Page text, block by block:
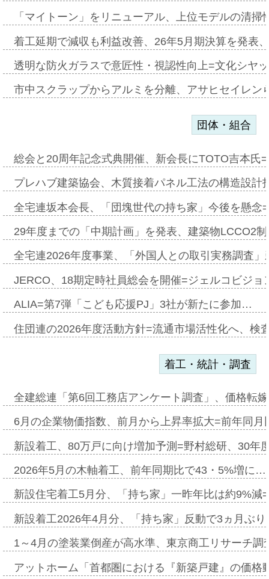
「マイトーン」をリニューアル、上位モデルの清
着工延期で減収も利益改善、26年5月期決算を発表
透明な防火ガラスで意匠性・視認性向上=文化シヤ
市中スクラップからアルミを分離、アサヒセイレ
団体・組合
総会と20周年記念式典開催、新会長にTOTO吉本氏
プレハブ建築協会、木質接着パネル工法の構造設
全宅連坂本会長、「団塊世代の持ち家」今後を懸
29年度までの「中期計画」を発表、建築物LCCO2
全宅連2026年度事業、「外国人との取引実務調査
JERCO、18期定時社員総会を開催=ジェルコビジ
ALIA=第7弾「こども応援PJ」3社が新たに参加…
住団連の2026年度活動方針=流通市場活性化へ、検
着工・統計・調査
全建総連「第6回工務店アンケート調査」、価格転
6月の企業物価指数、前月から上昇率拡大=前年同
新設着工、80万戸に向け増加予測=野村総研、30年
2026年5月の木軸着工、前年同期比で43・5%増に…
新設住宅着工5月分、「持ち家」一昨年比は約9%
新設着工2026年4月分、「持ち家」反動で3ヵ月ぶ
1～4月の塗装業倒産が高水準、東京商工リサーチ
アットホーム「首都圏における『新築戸建』の価